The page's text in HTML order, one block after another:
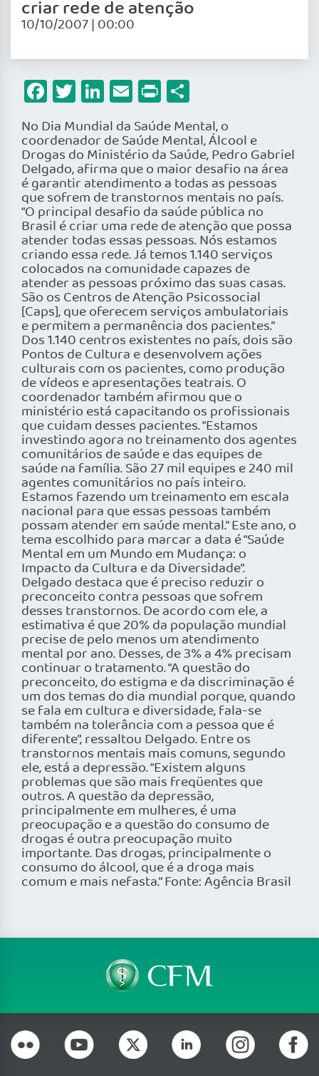
criar rede de atenção
10/10/2007 | 00:00
Facebook
Twitter
LinkedIn
Email
Print
No Dia Mundial da Saúde Mental, o
coordenador de Saúde Mental, Álcool e
Drogas do Ministério da Saúde, Pedro Gabriel
Delgado, afirma que o maior desafio na área
é garantir atendimento a todas as pessoas
que sofrem de transtornos mentais no país.
“O principal desafio da saúde pública no
Brasil é criar uma rede de atenção que possa
atender todas essas pessoas. Nós estamos
criando essa rede. Já temos 1.140 serviços
colocados na comunidade capazes de
atender as pessoas próximo das suas casas.
São os Centros de Atenção Psicossocial
[Caps], que oferecem serviços ambulatoriais
e permitem a permanência dos pacientes.”
Dos 1.140 centros existentes no país, dois são
Pontos de Cultura e desenvolvem ações
culturais com os pacientes, como produção
de vídeos e apresentações teatrais. O
coordenador também afirmou que o
ministério está capacitando os profissionais
que cuidam desses pacientes. “Estamos
investindo agora no treinamento dos agentes
comunitários de saúde e das equipes de
saúde na família. São 27 mil equipes e 240 mil
agentes comunitários no país inteiro.
Estamos fazendo um treinamento em escala
nacional para que essas pessoas também
possam atender em saúde mental.” Este ano, o
tema escolhido para marcar a data é “Saúde
Mental em um Mundo em Mudança: o
Impacto da Cultura e da Diversidade”.
Delgado destaca que é preciso reduzir o
preconceito contra pessoas que sofrem
desses transtornos. De acordo com ele, a
estimativa é que 20% da população mundial
precise de pelo menos um atendimento
mental por ano. Desses, de 3% a 4% precisam
continuar o tratamento. “A questão do
preconceito, do estigma e da discriminação é
um dos temas do dia mundial porque, quando
se fala em cultura e diversidade, fala-se
também na tolerância com a pessoa que é
diferente”, ressaltou Delgado. Entre os
transtornos mentais mais comuns, segundo
ele, está a depressão. “Existem alguns
problemas que são mais freqüentes que
outros. A questão da depressão,
principalmente em mulheres, é uma
preocupação e a questão do consumo de
drogas é outra preocupação muito
importante. Das drogas, principalmente o
consumo do álcool, que é a droga mais
comum e mais nefasta.” Fonte: Agência Brasil